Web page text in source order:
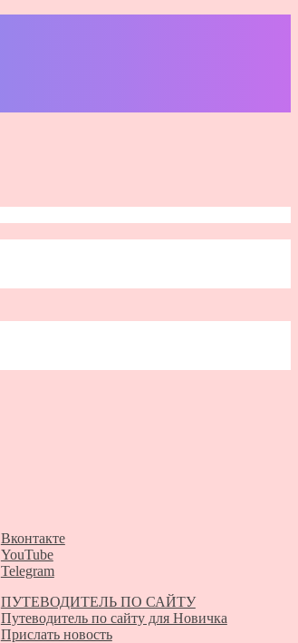
Вконтакте
YouTube
Telegram
ПУТЕВОДИТЕЛЬ ПО САЙТУ
Путеводитель по сайту для Новичка
Прислать новость